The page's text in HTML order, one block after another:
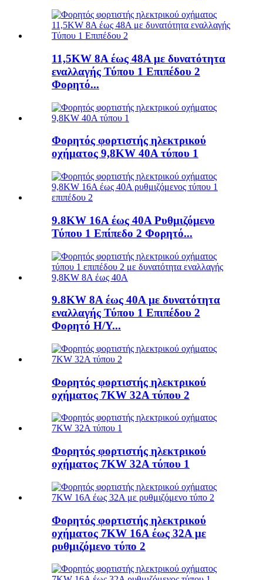
11,5KW 8A έως 48A με δυνατότητα
εναλλαγής Τύπου 1 Επιπέδου 2
Φορητό...
Φορητός φορτιστής ηλεκτρικού
οχήματος 9,8KW 40A τύπου 1
9.8KW 16A έως 40A Ρυθμιζόμενο
Τύπου 1 Επίπεδο 2 Φορητό...
9.8KW 8A έως 40A με δυνατότητα
εναλλαγής Τύπου 1 Επιπέδου 2
Φορητό Η/Υ...
Φορητός φορτιστής ηλεκτρικού
οχήματος 7KW 32A τύπου 2
Φορητός φορτιστής ηλεκτρικού
οχήματος 7KW 32A τύπου 1
Φορητός φορτιστής ηλεκτρικού
οχήματος 7KW 16A έως 32A με
ρυθμιζόμενο τύπο 2